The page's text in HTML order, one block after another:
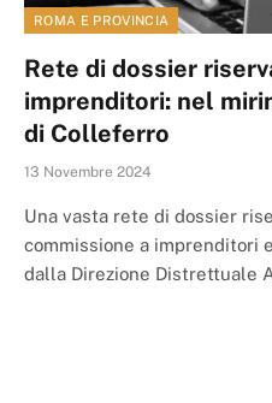
ROMA E PROVINCIA
Rete di dossier
imprenditori: nel
di Colleferro
13 Novembre 2024
Una vasta rete di dossier
commissione a imprenditori
dalla Direzione Distrettuale